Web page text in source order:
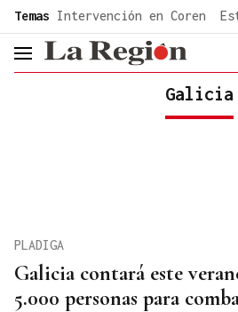
common.go-to-content
Temas Intervención en Coren
header.menu.open
Galicia
Galicia contará este
5.000 personas para
PLADIGA